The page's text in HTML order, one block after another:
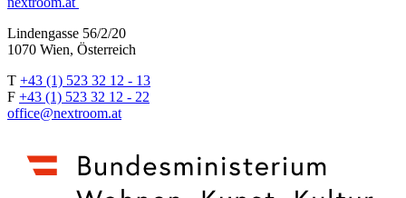
Lindengasse 56/2/20
1070 Wien, Österreich
T +43 (1) 523 32 12 - 13
F +43 (1) 523 32 12 - 22
office@nextroom.at